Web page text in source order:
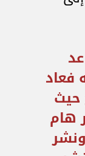
فعاد
حيث
هام